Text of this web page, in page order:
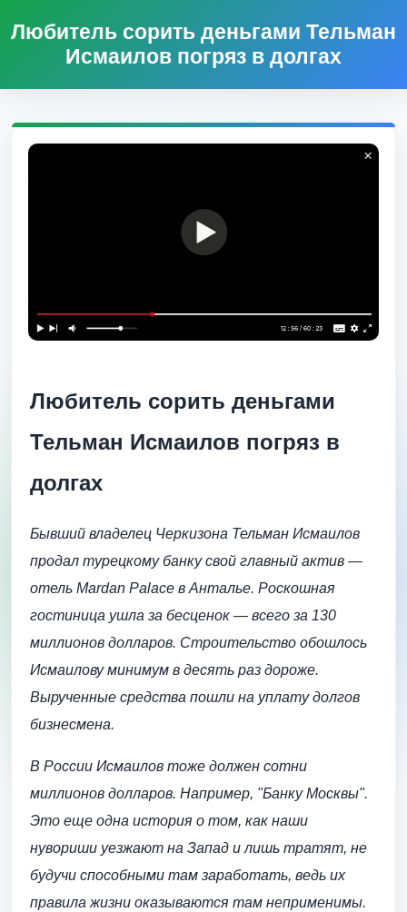
Любитель сорить деньгами Тельман
Исмаилов погряз в долгах
Любитель сорить деньгами
Тельман Исмаилов погряз в
долгах
Бывший владелец Черкизона Тельман Исмаилов
продал турецкому банку свой главный актив —
отель Mardan Palace в Анталье. Роскошная
гостиница ушла за бесценок — всего за 130
миллионов долларов. Строительство обошлось
Исмаилову минимум в десять раз дороже.
Вырученные средства пошли на уплату долгов
бизнесмена.
В России Исмаилов тоже должен сотни
миллионов долларов. Например, "Банку Москвы".
Это еще одна история о том, как наши
нувориши уезжают на Запад и лишь тратят, не
будучи способными там заработать, ведь их
правила жизни оказываются там неприменимы.